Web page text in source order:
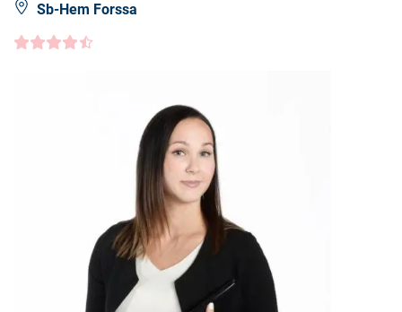
Sb-Hem Forssa
Kundbetyg